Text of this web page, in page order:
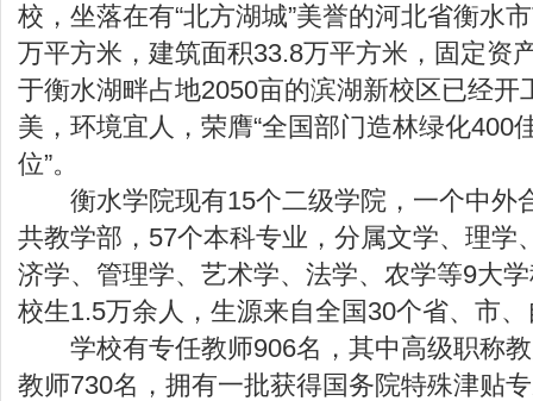
校，坐落在有“北方湖城”美誉的河北省衡水
万平方米，建筑面积33.8万平方米，固定资
于衡水湖畔占地2050亩的滨湖新校区已经开
美，环境宜人，荣膺“全国部门造林绿化400
位”。
衡水学院现有15个二级学院，一个中外
共教学部，57个本科专业，分属文学、理学
济学、管理学、艺术学、法学、农学等9大
校生1.5万余人，生源来自全国30个省、市
学校有专任教师906名，其中高级职称教
教师730名，拥有一批获得国务院特殊津贴